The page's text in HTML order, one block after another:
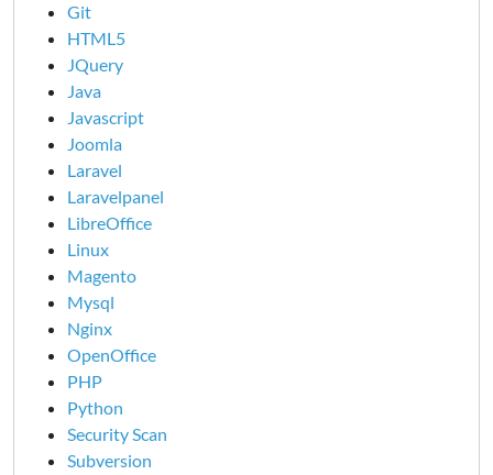
Git
HTML5
JQuery
Java
Javascript
Joomla
Laravel
Laravelpanel
LibreOffice
Linux
Magento
Mysql
Nginx
OpenOffice
PHP
Python
Security Scan
Subversion